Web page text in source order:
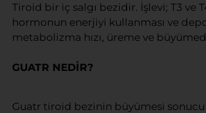
Tiroid bir iç salgı bezidir. İşlevi; T3
hormonun enerjiyi kullanması ve
metabolizma hızı, üreme ve
GUATR NEDİR?
Guatr tiroid bezinin büyümesi